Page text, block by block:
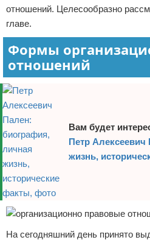
отношений. Целесообразно
главе.
Формы
отношений
Вам будет
Петр
жизнь,
На сегодняшний день принято